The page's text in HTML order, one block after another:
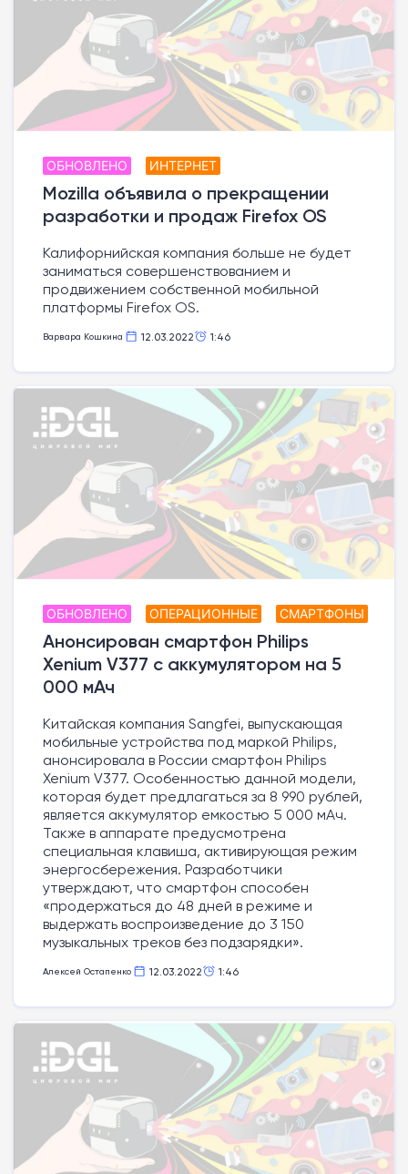
ОБНОВЛЕНО ИНТЕРНЕТ
Mozilla объявила о прекращении
разработки и продаж Firefox OS
Калифорнийская компания больше не будет
заниматься совершенствованием и
продвижением собственной мобильной
платформы Firefox OS.
Варвара Кошкина 12.03.2022 1:46
ОБНОВЛЕНО
ОПЕРАЦИОННЫЕ
СМАРТФОНЫ
Анонсирован смартфон Philips
Xenium V377 с аккумулятором на 5
000 мАч
Китайская компания Sangfei, выпускающая
мобильные устройства под маркой Philips,
анонсировала в России смартфон Philips
Xenium V377. Особенностью данной модели,
которая будет предлагаться за 8 990 рублей,
является аккумулятор емкостью 5 000 мАч.
Также в аппарате предусмотрена
специальная клавиша, активирующая режим
энергосбережения. Разработчики
утверждают, что смартфон способен
«продержаться до 48 дней в режиме и
выдержать воспроизведение до 3 150
музыкальных треков без подзарядки».
Алексей Остапенко 12.03.2022 1:46